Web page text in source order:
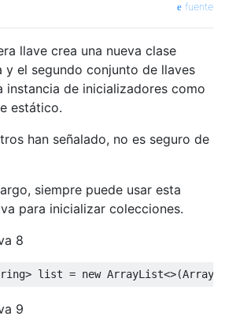
fuente
llave crea una nueva clase
y el segundo conjunto de llaves
instancia de inicializadores como
estático.
han señalado, no es seguro de
siempre puede usar esta
para inicializar colecciones.
8
> list = new ArrayList<>(Arrays
9